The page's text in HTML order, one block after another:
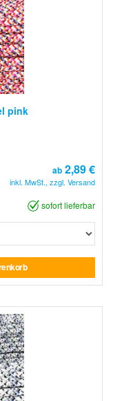
pink
ab 2,89 €
inkl. MwSt., zzgl. Versand
sofort lieferbar